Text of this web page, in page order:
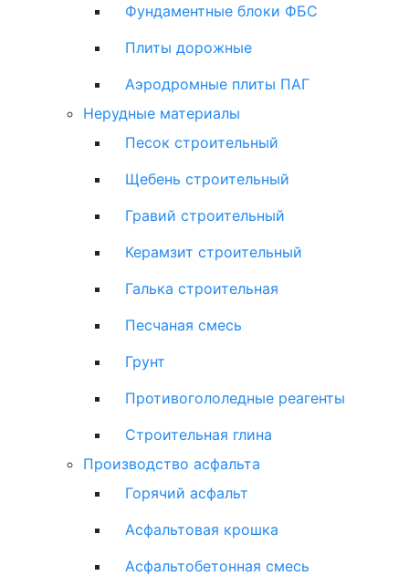
Фундаментные блоки ФБС
Плиты дорожные
Аэродромные плиты ПАГ
Нерудные материалы
Песок строительный
Щебень строительный
Гравий строительный
Керамзит строительный
Галька строительная
Песчаная смесь
Грунт
Противогололедные реагенты
Строительная глина
Производство асфальта
Горячий асфальт
Асфальтовая крошка
Асфальтобетонная смесь